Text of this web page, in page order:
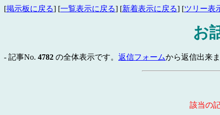
[掲示板に戻る] [一覧表示に戻る] [新着表示に戻る] [ツリー表
お
- 記事No. 4782 の全体表示です。 返信フォームから返信出来
該当の